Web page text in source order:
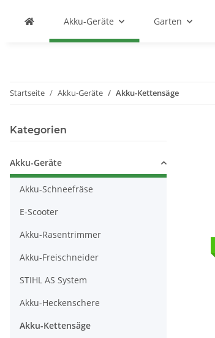
Akku-Geräte Garten
Startseite Akku-Geräte Akku-Kettensäge
Kategorien
Akku-Geräte
Akku-Schneefräse
E-Scooter
Akku-Rasentrimmer
Akku-Freischneider
STIHL AS System
Akku-Heckenschere
Akku-Kettensäge